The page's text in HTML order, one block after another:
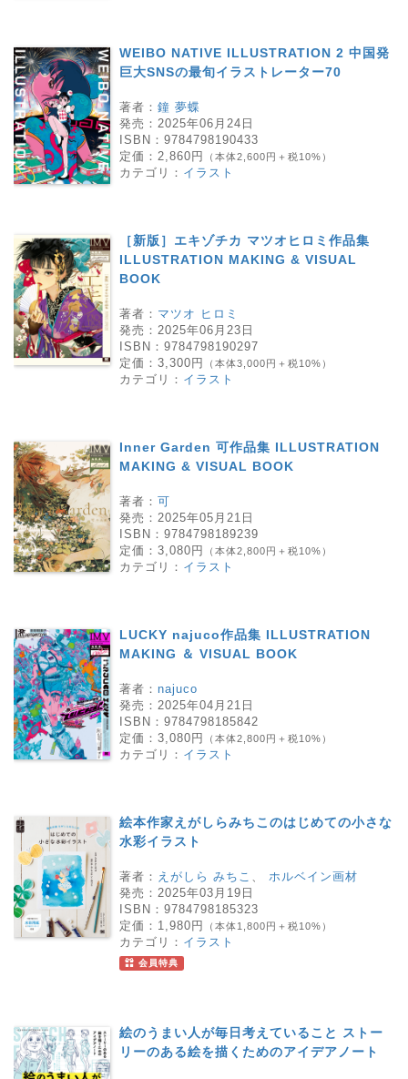
WEIBO NATIVE ILLUSTRATION 2 中国発
巨大SNSの最旬イラストレーター70
著者： 鐘 夢蝶
発売： 2025年06月24日
ISBN： 9784798190433
定価： 2,860円 （本体2,600円＋税10%）
カテゴリ： イラスト
［新版］エキゾチカ マツオヒロミ作品集
ILLUSTRATION MAKING & VISUAL
BOOK
著者： マツオ ヒロミ
発売： 2025年06月23日
ISBN： 9784798190297
定価： 3,300円 （本体3,000円＋税10%）
カテゴリ： イラスト
Inner Garden 可作品集 ILLUSTRATION
MAKING & VISUAL BOOK
著者： 可
発売： 2025年05月21日
ISBN： 9784798189239
定価： 3,080円 （本体2,800円＋税10%）
カテゴリ： イラスト
LUCKY najuco作品集 ILLUSTRATION
MAKING ＆ VISUAL BOOK
著者： najuco
発売： 2025年04月21日
ISBN： 9784798185842
定価： 3,080円 （本体2,800円＋税10%）
カテゴリ： イラスト
絵本作家えがしらみちこのはじめての小さな
水彩イラスト
著者： えがしら みちこ 、 ホルベイン画材
発売： 2025年03月19日
ISBN： 9784798185323
定価： 1,980円 （本体1,800円＋税10%）
カテゴリ： イラスト
会員特典
絵のうまい人が毎日考えていること ストー
リーのある絵を描くためのアイデアノート